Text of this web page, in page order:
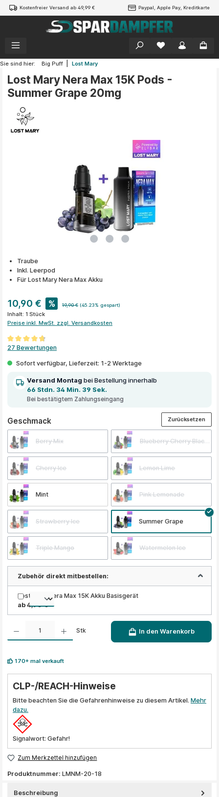
springen
Kostenfreier Versand ab 49,99 € Paypal, Apple Pay, Kreditkarte
Sie sind hier: Big Puff Lost Mary
Lost Mary Nera Max 15K Pods -
Summer Grape 20mg
Traube
Inkl. Leerpod
Für Lost Mary Nera Max Akku
10,90 € % 19,90 € (45.23% gespart)
Inhalt: 1 Stück
Preise inkl. MwSt. zzgl. Versandkosten
Durchschnittliche Bewertung von 4.7 von 5 Sternen
27 Bewertungen
Sofort verfügbar, Lieferzeit: 1-2 Werktage
Versand Montag bei Bestellung innerhalb
66 Stdn. 34 Min. 39 Sek.
Bei bestätigtem Zahlungseingang
Geschmackauswählen
Berry Mix Blueberry Cherry
Cherry Ice Lemon Lime
Mint Pink Lemonade
Strawberry Ice Summer Grape
Triple Mango Watermelon Ice
Zurücksetzen
Zubehör direkt mitbestellen:
Lost Mary Nera Max 15K Akku Basisgerät
ab 4,90 €
Produkt Anzahl: Gib den gewünschten Wert ein oder benutze die Schaltflächen um die
Stk In den Warenkorb
170+ mal verkauft
CLP-/REACH-Hinweise
Bitte beachten Sie die Gefahrenhinweise zu diesem Artikel. Mehr
dazu.
Signalwort: Gefahr!
Zum Merkzettel hinzufügen
Produktnummer: LMNM-20-18
Beschreibung